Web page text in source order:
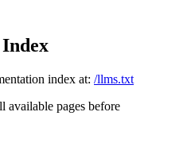
index at: /llms.txt
available pages before